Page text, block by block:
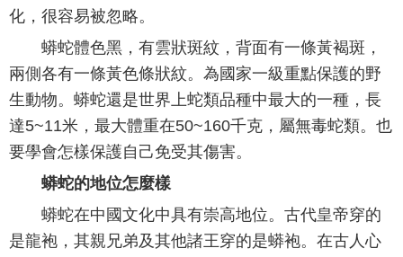
化，很容易被忽略。
蟒蛇體色黑，有雲狀斑紋，背面有一條黃褐斑，
兩側各有一條黃色條狀紋。為國家一級重點保護的野
生動物。蟒蛇還是世界上蛇類品種中最大的一種，長
達5~11米，最大體重在50~160千克，屬無毒蛇類。也
要學會怎樣保護自己免受其傷害。
蟒蛇的地位怎麼樣
蟒蛇在中國文化中具有崇高地位。古代皇帝穿的
是龍袍，其親兄弟及其他諸王穿的是蟒袍。在古人心